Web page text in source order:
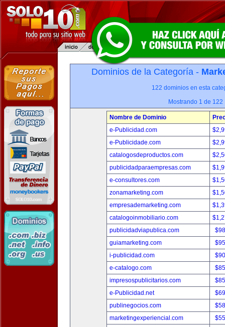
Dominios de la Categoría -
122 dominios en esta
Mostrando 1 de 122
Nombre de Dominio
e-Publicidad.com
e-Publicidade.com
catalogosdeproductos.com
publicidadparaempresas.com
e-consultores.com
zonamarketing.com
empresademarketing.com
catalogoinmobiliario.com
publicidadviapublica.com
guiamarketing.com
i-publicidad.com
e-catalogo.com
impresospublicitarios.com
e-Publicidad.net
publinegocios.com
marketingexperiencial.com